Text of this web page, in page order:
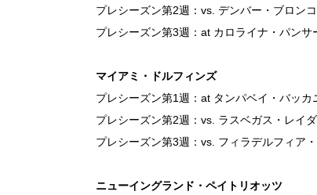
プレシーズン第2週：vs. デンバー・ブロン
プレシーズン第3週：at カロライナ・パンサ
マイアミ・ドルフィンズ
プレシーズン第1週：at タンパベイ・バッカ
プレシーズン第2週：vs. ラスベガス・レイ
プレシーズン第3週：vs. フィラデルフィア
ニューイングランド・ペイトリオッツ